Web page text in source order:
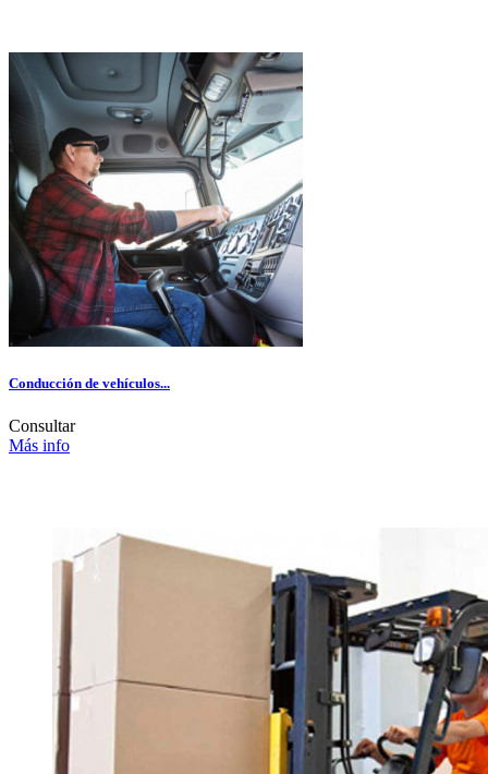
Conducción de vehículos...
Consultar
Más info